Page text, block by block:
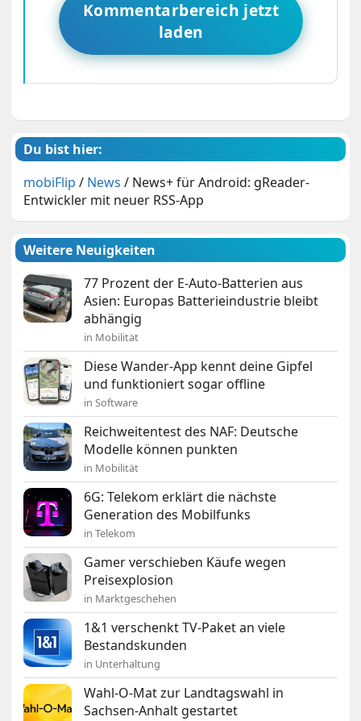
Kommentarbereich jetzt
laden
Du bist hier:
mobiFlip / News / News+ für Android: gReader-
Entwickler mit neuer RSS-App
Weitere Neuigkeiten
77 Prozent der E-Auto-Batterien aus
Asien: Europas Batterieindustrie bleibt
abhängig
in Mobilität
Diese Wander-App kennt deine Gipfel
und funktioniert sogar offline
in Software
Reichweitentest des NAF: Deutsche
Modelle können punkten
in Mobilität
6G: Telekom erklärt die nächste
Generation des Mobilfunks
in Telekom
Gamer verschieben Käufe wegen
Preisexplosion
in Marktgeschehen
1&1 verschenkt TV-Paket an viele
Bestandskunden
in Unterhaltung
Wahl-O-Mat zur Landtagswahl in
Sachsen-Anhalt gestartet